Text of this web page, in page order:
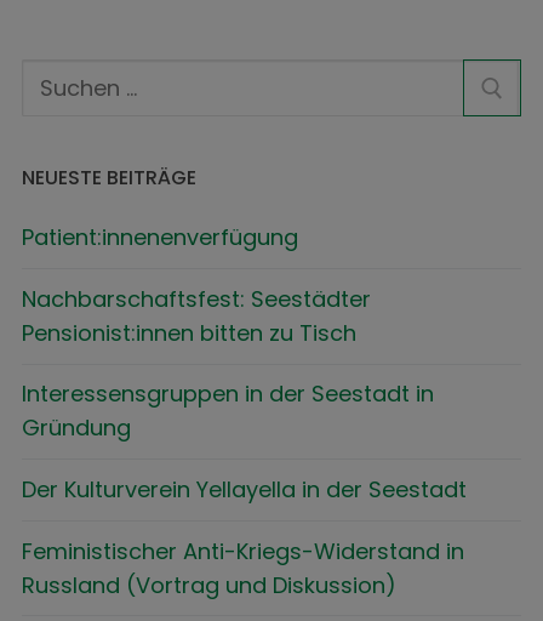
NEUESTE BEITRÄGE
Patient:innenenverfügung
Nachbarschaftsfest: Seestädter
Pensionist:innen bitten zu Tisch
Interessensgruppen in der Seestadt in
Gründung
Der Kulturverein Yellayella in der Seestadt
Feministischer Anti-Kriegs-Widerstand in
Russland (Vortrag und Diskussion)